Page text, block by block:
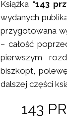
Książka “143
wydanych
przygotowana
– całość
pierwszym
biszkopt,
dalszej części
143